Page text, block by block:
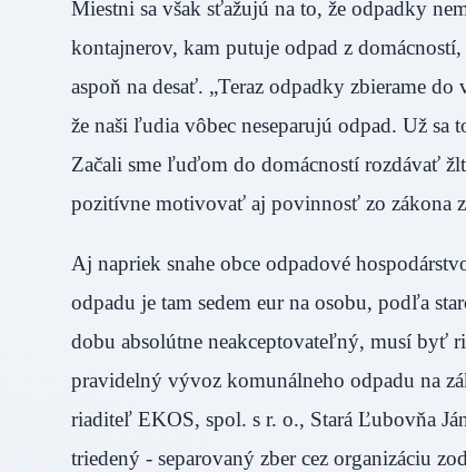
Miestni sa však sťažujú na to, že odpadky
kontajnerov, kam putuje odpad z
aspoň na desať. „Teraz odpadky zbierame
že naši ľudia vôbec neseparujú odpad. Už
Začali sme ľuďom do domácností rozdávať
pozitívne motivovať aj povinnosť zo
Aj napriek snahe obce odpadové
odpadu je tam sedem eur na osobu, podľa
dobu absolútne neakceptovateľný, musí byť
pravidelný vývoz komunálneho odpadu na
riaditeľ EKOS, spol. s r. o., Stará Ľubovňa
triedený - separovaný zber cez organizáciu